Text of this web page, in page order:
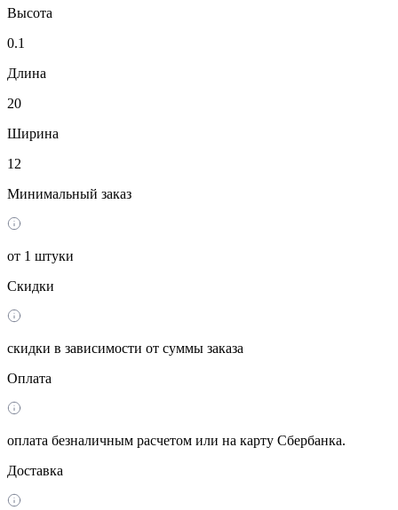
Высота
0.1
Длина
20
Ширина
12
Минимальный заказ
от 1 штуки
Скидки
скидки в зависимости от суммы заказа
Оплата
оплата безналичным расчетом или на карту Сбербанка.
Доставка